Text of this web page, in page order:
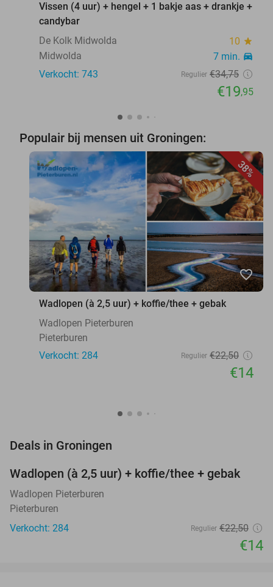
Vissen (4 uur) + hengel + 1 bakje aas + drankje +
candybar
De Kolk Midwolda
10 star
Midwolda 7 min. directions_car
Verkocht: 743 Regulier €34,75
€19,95
Populair bij mensen uit Groningen:
38%
favorite_border
Wadlopen (à 2,5 uur) + koffie/thee + gebak
Wadlopen Pieterburen
Pieterburen
Verkocht: 284
Regulier €22,50
€14
Deals in Groningen
38%
Wadlopen (à 2,5 uur) + koffie/thee + gebak
Wadlopen Pieterburen
Pieterburen
Verkocht: 284
Regulier €22,50
€14